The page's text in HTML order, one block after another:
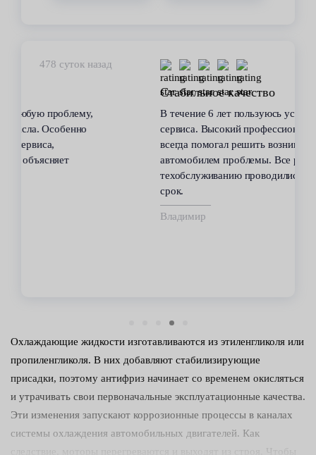
449 суток назад
В течение 6 лет пользуюсь услугами данного
сервиса. Высокий профессионализм персонала
всегда помогал решить возникающие с
автомобилем проблемы. Все работы по
техобслуживанию проводились качественно и в
Охлаждающие жидкости изготавливаются из этиленгликоля или
пропиленгликоля. В них добавляют стабилизирующие
присадки, поэтому антифриз начинает со временем окисляться
и утрачивать свои первоначальные эксплуатационные качества.
Эти изменения запускают коррозионные процессы в каналах
системы охлаждения автомобильных двигателей. Как
следствие, моторы перегреваются и выходят из строя. Чтобы